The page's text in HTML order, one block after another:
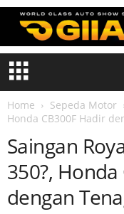
Home Sepeda Motor
Honda CB300F Hadir
Saingan
350?,
dengan